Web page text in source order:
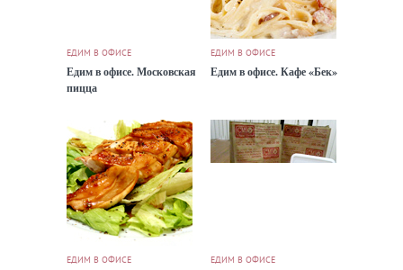
ЕДИМ В ОФИСЕ
Едим в офисе. Московская
пицца
ЕДИМ В ОФИСЕ
Едим в офисе. Кафе «Бек»
ЕДИМ В ОФИСЕ ЕДИМ В ОФИСЕ